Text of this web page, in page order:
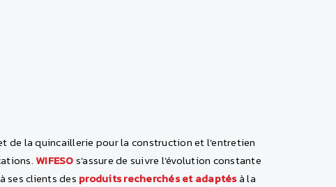
de la quincaillerie pour la construction et l’entretien
WIFESOs’assure de suivre l’évolution constante
ses clients des produits recherchés et adaptésà la